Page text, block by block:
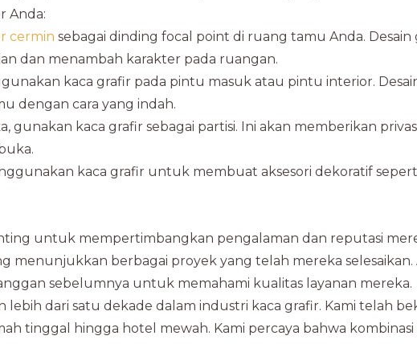
Anda:
cermin sebagai dinding focal point di ruang tamu Anda. Desain
dan menambah karakter pada ruangan.
kaca grafir pada pintu masuk atau pintu interior.
dengan cara yang indah.
gunakan kaca grafir sebagai partisi. Ini akan memberikan
kaca grafir untuk membuat aksesori dekoratif
untuk mempertimbangkan pengalaman dan reputasi
menunjukkan berbagai proyek yang telah mereka selesaikan.
sebelumnya untuk memahami kualitas layanan mereka.
lebih dari satu dekade dalam industri kaca grafir. Kami telah
tinggal hingga hotel mewah. Kami percaya bahwa kombinasi